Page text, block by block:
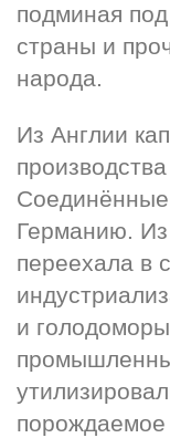
подминая
страны и
народа.
Из Англии
Германию.
переехала в
и
порождаемое